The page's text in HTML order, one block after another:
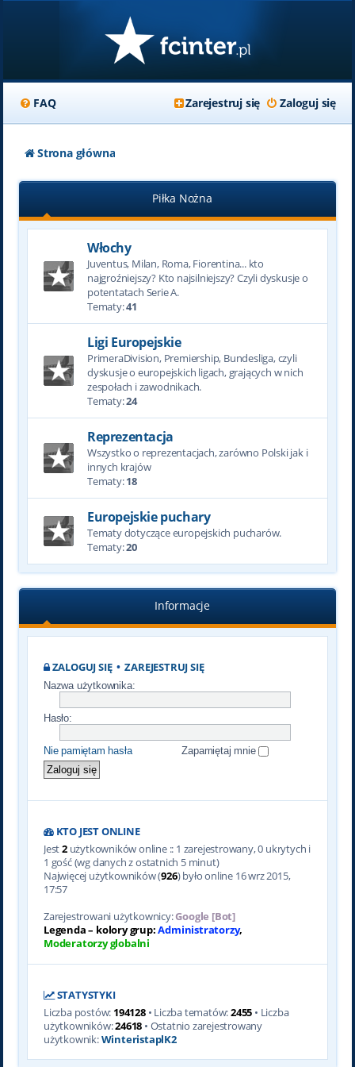
FAQ Zaloguj się
Zarejestruj się
Strona główna
Piłka Nożna
Włochy
Juventus, Milan, Roma, Fiorentina... kto
najgroźniejszy? Kto najsilniejszy? Czyli dyskusje o
potentatach Serie A.
Tematy:41
Ligi Europejskie
PrimeraDivision, Premiership, Bundesliga, czyli
dyskusje o europejskich ligach, grających w nich
zespołach i zawodnikach.
Tematy:24
Reprezentacja
Wszystko o reprezentacjach, zarówno Polski jak i
innych krajów
Tematy:18
Europejskie puchary
Tematy dotyczące europejskich pucharów.
Tematy:20
Informacje
ZALOGUJ SIĘ•ZAREJESTRUJ SIĘ
Nazwa użytkownika:
Hasło:
Nie pamiętam hasła Zapamiętaj mnie
KTO JEST ONLINE
Jest2użytkowników online :: 1 zarejestrowany, 0 ukrytych i
1 gość (wg danych z ostatnich 5 minut)
Najwięcej użytkowników (926) było online 16 wrz 2015,
17:57
Zarejestrowani użytkownicy:Google [Bot]
Legenda – kolory grup:Administratorzy,
Moderatorzy globalni
STATYSTYKI
Liczba postów: 194128• Liczba tematów:2455 • Liczba
użytkowników:24618 • Ostatnio zarejestrowany
użytkownik:WinteristaplK2